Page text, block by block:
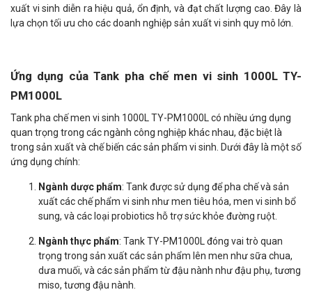
xuất vi sinh diễn ra hiệu quả, ổn định, và đạt chất lượng cao. Đây là
lựa chọn tối ưu cho các doanh nghiệp sản xuất vi sinh quy mô lớn.
Ứng dụng của Tank pha chế men vi sinh 1000L TY-
PM1000L
Tank pha chế men vi sinh 1000L TY-PM1000L có nhiều ứng dụng
quan trọng trong các ngành công nghiệp khác nhau, đặc biệt là
trong sản xuất và chế biến các sản phẩm vi sinh. Dưới đây là một số
ứng dụng chính:
Ngành dược phẩm: Tank được sử dụng để pha chế và sản
xuất các chế phẩm vi sinh như men tiêu hóa, men vi sinh bổ
sung, và các loại probiotics hỗ trợ sức khỏe đường ruột.
Ngành thực phẩm: Tank TY-PM1000L đóng vai trò quan
trọng trong sản xuất các sản phẩm lên men như sữa chua,
dưa muối, và các sản phẩm từ đậu nành như đậu phụ, tương
miso, tương đậu nành.